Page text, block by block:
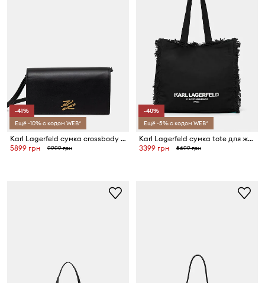
-41%
Ещё -10% с кодом WEB*
Karl Lagerfeld сумка crossbody для женщин K/AUTOGRAPH
5899 грн
9999 грн
-40%
Ещё -5% с кодом WEB*
Karl Lagerfeld сумка tote для женщин хлопковая K/RSG
3399 грн
5699 грн